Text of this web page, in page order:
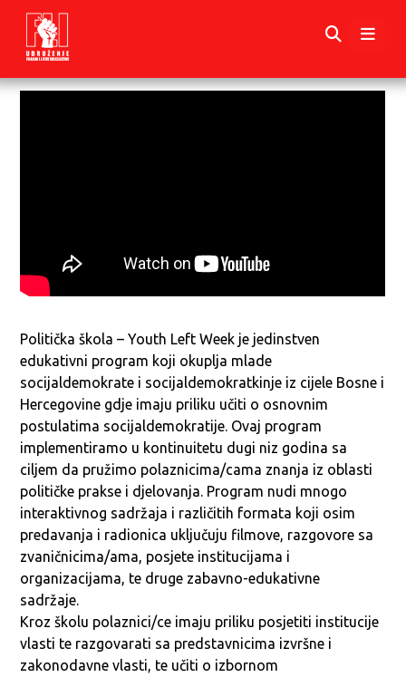
Politička škola – Youth Left Week je jedinstven
edukativni program koji okuplja mlade
socijaldemokrate i socijaldemokratkinje iz cijele Bosne i
Hercegovine gdje imaju priliku učiti o osnovnim
postulatima socijaldemokratije. Ovaj program
implementiramo u kontinuitetu dugi niz godina sa
ciljem da pružimo polaznicima/cama znanja iz oblasti
političke prakse i djelovanja. Program nudi mnogo
interaktivnog sadržaja i različitih formata koji osim
predavanja i radionica uključuju filmove, razgovore sa
zvaničnicima/ama, posjete institucijama i
organizacijama, te druge zabavno-edukativne
sadržaje.
Kroz školu polaznici/ce imaju priliku posjetiti institucije
vlasti te razgovarati sa predstavnicima izvršne i
zakonodavne vlasti, te učiti o izbornom